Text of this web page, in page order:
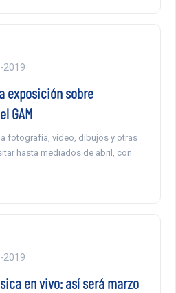
2019
exposición sobre
GAM
fotografía, video, dibujos y otras
hasta mediados de abril, con
2019
en vivo: así será marzo